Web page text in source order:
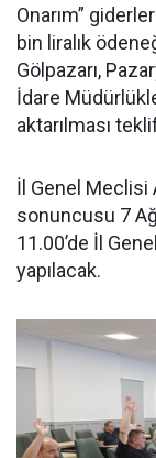
Onarım”
bin liralık
Gölpazarı,
İdare
aktarılması
İl Genel Meclisi
sonuncusu 7
11.00’de İl
yapılacak.